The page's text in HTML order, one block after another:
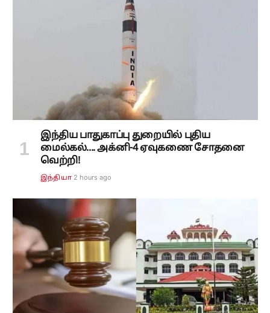
இந்திய பாதுகாப்பு துறையில் புதிய
மைல்கல்.... அக்னி-4 ஏவுகணை சோதனை
வெற்றி!
இந்தியா 2 hours ago